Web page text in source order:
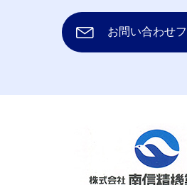
お問い合わせ